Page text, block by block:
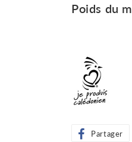
Poids du
Partager